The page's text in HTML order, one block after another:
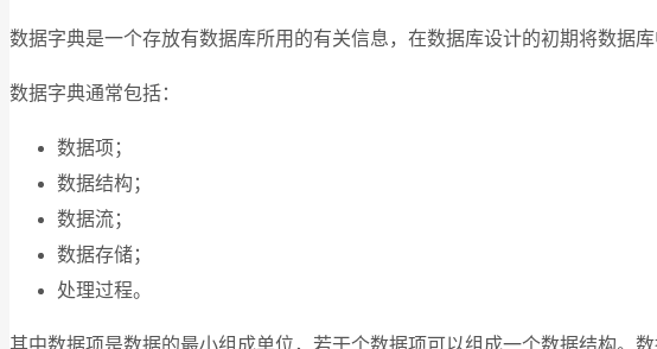
数据字典是一个存放有数据库所用的有关信息，在数据库设计的初期将数据
数据字典通常包括：
数据项；
数据结构；
数据流；
数据存储；
处理过程。
其中数据项是数据的最小组成单位，若干个数据项可以组成一个数据结构。